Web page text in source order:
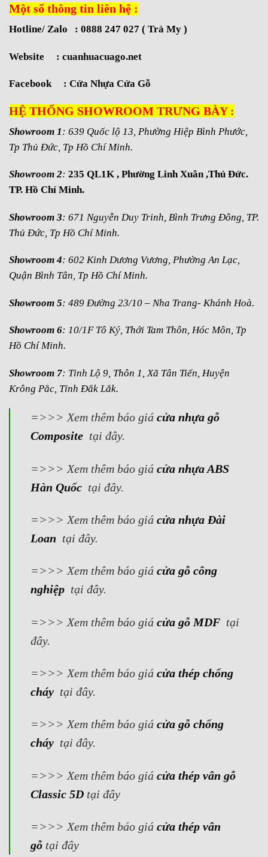
Một số thông tin liên hệ :
Hotline/ Zalo : 0888 247 027 ( Trà My )
Website : cuanhuacuago.net
Facebook : Cửa Nhựa Cửa Gỗ
HỆ THỐNG SHOWROOM TRƯNG BÀY :
Showroom 1: 639 Quốc lộ 13, Phường Hiệp Bình Phước,
Tp Thủ Đức, Tp Hồ Chí Minh.
Showroom 2: 235 QL1K , Phường Linh Xuân ,Thủ Đức.
TP. Hồ Chí Minh.
Showroom 3: 671 Nguyễn Duy Trinh, Bình Trưng Đông, TP.
Thủ Đức, Tp Hồ Chí Minh.
Showroom 4: 602 Kinh Dương Vương, Phường An Lạc,
Quận Bình Tân, Tp Hồ Chí Minh.
Showroom 5: 489 Đường 23/10 – Nha Trang- Khánh Hoà.
Showroom 6: 10/1F Tô Ký, Thới Tam Thôn, Hóc Môn, Tp
Hồ Chí Minh.
Showroom 7: Tỉnh Lộ 9, Thôn 1, Xã Tân Tiến, Huyện
Krông Pắc, Tỉnh Đắk Lắk.
=>>> Xem thêm báo giá cửa nhựa gỗ
Composite tại đây.
=>>> Xem thêm báo giá cửa nhựa ABS
Hàn Quốctại đây.
=>>> Xem thêm báo giá cửa nhựa Đài
Loan tại đây.
=>>> Xem thêm báo giá cửa gỗ công
nghiệptại đây.
=>>> Xem thêm báo giá cửa gỗ MDF tại
đây.
=>>> Xem thêm báo giá cửa thép chống
cháytại đây.
=>>> Xem thêm báo giá cửa gỗ chống
cháytại đây.
=>>> Xem thêm báo giá cửa thép vân gỗ
Classic 5Dtại đây
=>>> Xem thêm báo giá cửa thép vân
gỗ tại đây